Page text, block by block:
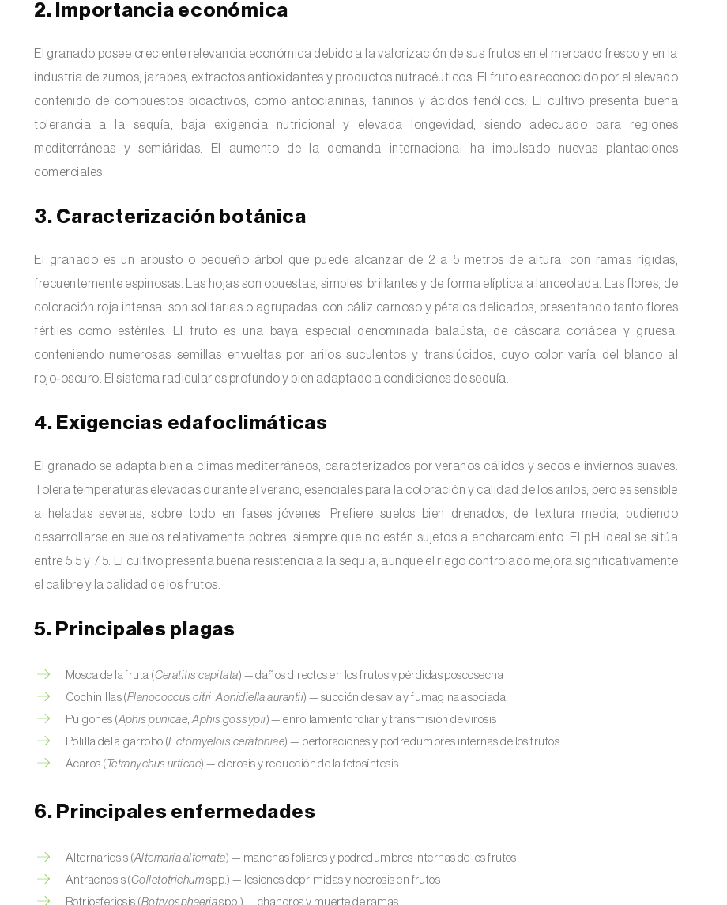
2. Importancia económica
El granado posee creciente relevancia económica debido a la valorización de sus frutos en el mercado fresco y en la
industria de zumos, jarabes, extractos antioxidantes y productos nutracéuticos. El fruto es reconocido por el elevado
contenido de compuestos bioactivos, como antocianinas, taninos y ácidos fenólicos. El cultivo presenta buena
tolerancia a la sequía, baja exigencia nutricional y elevada longevidad, siendo adecuado para regiones
mediterráneas y semiáridas. El aumento de la demanda internacional ha impulsado nuevas plantaciones
comerciales.
3. Caracterización botánica
El granado es un arbusto o pequeño árbol que puede alcanzar de 2 a 5 metros de altura, con ramas rígidas,
frecuentemente espinosas. Las hojas son opuestas, simples, brillantes y de forma elíptica a lanceolada. Las flores, de
coloración roja intensa, son solitarias o agrupadas, con cáliz carnoso y pétalos delicados, presentando tanto flores
fértiles como estériles. El fruto es una baya especial denominada balaústa, de cáscara coriácea y gruesa,
conteniendo numerosas semillas envueltas por arilos suculentos y translúcidos, cuyo color varía del blanco al
rojo‑oscuro. El sistema radicular es profundo y bien adaptado a condiciones de sequía.
4. Exigencias edafoclimáticas
El granado se adapta bien a climas mediterráneos, caracterizados por veranos cálidos y secos e inviernos suaves.
Tolera temperaturas elevadas durante el verano, esenciales para la coloración y calidad de los arilos, pero es sensible
a heladas severas, sobre todo en fases jóvenes. Prefiere suelos bien drenados, de textura media, pudiendo
desarrollarse en suelos relativamente pobres, siempre que no estén sujetos a encharcamiento. El pH ideal se sitúa
entre 5,5 y 7,5. El cultivo presenta buena resistencia a la sequía, aunque el riego controlado mejora significativamente
el calibre y la calidad de los frutos.
5. Principales plagas
Mosca de la fruta (Ceratitis capitata) — daños directos en los frutos y pérdidas poscosecha
Cochinillas (Planococcus citri,Aonidiella aurantii) — succión de savia y fumagina asociada
Pulgones (Aphis punicae,Aphis gossypii) — enrollamiento foliar y transmisión de virosis
Polilla del algarrobo (Ectomyelois ceratoniae) — perforaciones y podredumbres internas de los frutos
Ácaros ( Tetranychus urticae) — clorosis y reducción de la fotosíntesis
6. Principales enfermedades
Alternariosis (Alternaria alternata) — manchas foliares y podredumbres internas de los frutos
Antracnosis (Colletotrichum spp.) — lesiones deprimidas y necrosis en frutos
Botriosferiosis (Botryosphaeriaspp.) — chancros y muerte de ramas